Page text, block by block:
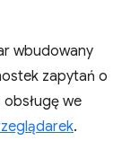
wbudowany
zapytań o
we
.